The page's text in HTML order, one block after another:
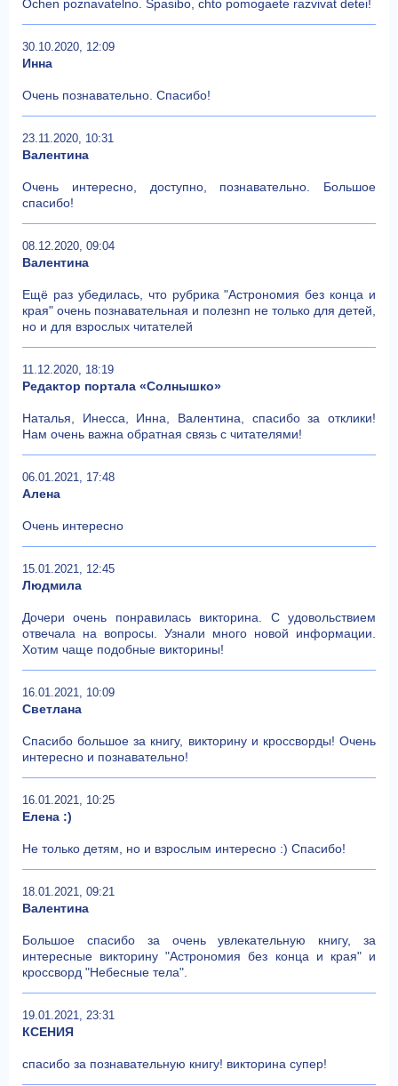
Ochen poznavatelno. Spasibo, chto pomogaete razvivat detei!
30.10.2020, 12:09
Инна
Очень познавательно. Спасибо!
23.11.2020, 10:31
Валентина
Очень интересно, доступно, познавательно. Большое
спасибо!
08.12.2020, 09:04
Валентина
Ещё раз убедилась, что рубрика "Астрономия без конца и
края" очень познавательная и полезнп не только для детей,
но и для взрослых читателей
11.12.2020, 18:19
Редактор портала «Солнышко»
Наталья, Инесса, Инна, Валентина, спасибо за отклики!
Нам очень важна обратная связь с читателями!
06.01.2021, 17:48
Алена
Очень интересно
15.01.2021, 12:45
Людмила
Дочери очень понравилась викторина. С удовольствием
отвечала на вопросы. Узнали много новой информации.
Хотим чаще подобные викторины!
16.01.2021, 10:09
Светлана
Спасибо большое за книгу, викторину и кроссворды! Очень
интересно и познавательно!
16.01.2021, 10:25
Елена :)
Не только детям, но и взрослым интересно :) Спасибо!
18.01.2021, 09:21
Валентина
Большое спасибо за очень увлекательную книгу, за
интересные викторину "Астрономия без конца и края" и
кроссворд "Небесные тела".
19.01.2021, 23:31
КСЕНИЯ
спасибо за познавательную книгу! викторина супер!